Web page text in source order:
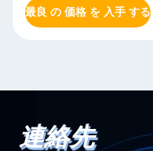
最良 の 価格 を 入手 する
連絡先